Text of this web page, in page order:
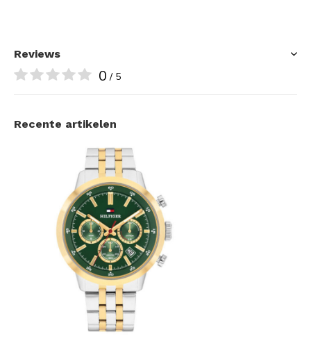
Reviews
0 / 5
Recente artikelen